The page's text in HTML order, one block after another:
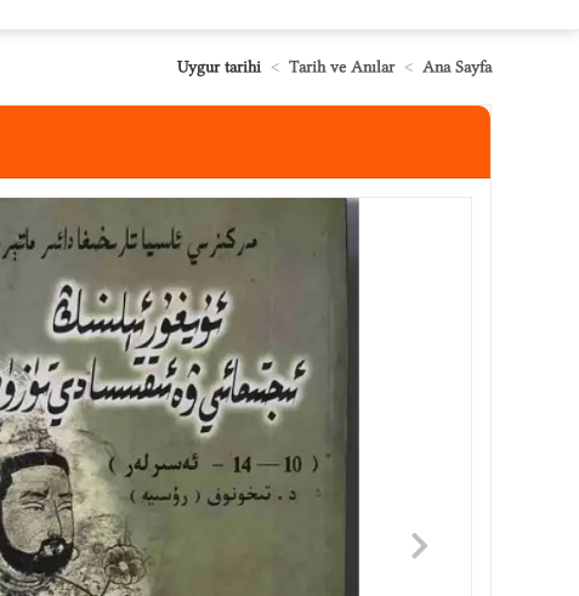
Ana Sayfa
Tarih ve Anılar
Uygur tarihi